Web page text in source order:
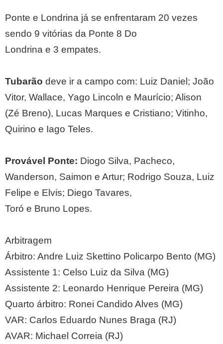
Ponte e Londrina já se enfrentaram 20 vezes
sendo 9 vitórias da Ponte 8 Do
Londrina e 3 empates.
Tubarão deve ir a campo com: Luiz Daniel; João
Vitor, Wallace, Yago Lincoln e Maurício; Alison
(Zé Breno), Lucas Marques e Cristiano; Vitinho,
Quirino e Iago Teles.
Provável Ponte: Diogo Silva, Pacheco,
Wanderson, Saimon e Artur; Rodrigo Souza, Luiz
Felipe e Elvis; Diego Tavares,
Toró e Bruno Lopes.
Arbitragem
Árbitro: Andre Luiz Skettino Policarpo Bento (MG)
Assistente 1: Celso Luiz da Silva (MG)
Assistente 2: Leonardo Henrique Pereira (MG)
Quarto árbitro: Ronei Candido Alves (MG)
VAR: Carlos Eduardo Nunes Braga (RJ)
AVAR: Michael Correia (RJ)